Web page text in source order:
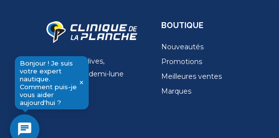
send
Bonjour ! Je suis
votre expert
nautique.
Comment puis-je
vous aider
aujourd'hui ?
×
chat
11 Rue de la dives,
4 Place de la demi-lune
14000 Caen
BOUTIQUE
Nouveautés
Promotions
Meilleures ventes
Marques